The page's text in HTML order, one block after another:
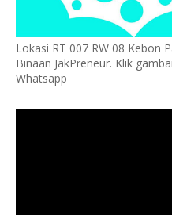
Lokasi RT 007 RW 08 Kebon
Binaan JakPreneur. Klik
Whatsapp